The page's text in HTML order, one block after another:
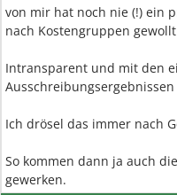
von mir hat noch nie (!) ein
nach Kostengruppen
Intransparent und mit den
Ich drösel das immer nach
So kommen dann ja auch
gewerken.